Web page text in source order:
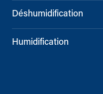
Déshumidification
Humidification